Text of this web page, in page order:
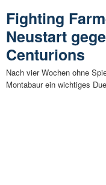
Fighting
Neustart
Centurions
Nach vier Wochen ohne
Montabaur ein wichtiges